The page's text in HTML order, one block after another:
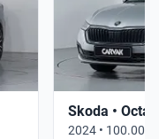
Skoda •
2024 • 100.000